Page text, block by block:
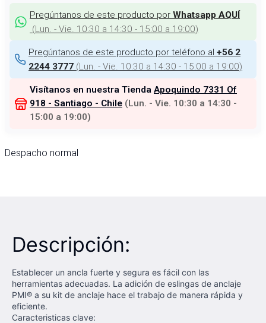
Pregúntanos de este producto por Whatsapp AQUÍ
(Lun. - Vie. 10:30 a 14:30 - 15:00 a 19:00)
Pregúntanos de este producto por teléfono al +56 2
2244 3777 (Lun. - Vie. 10:30 a 14:30 - 15:00 a 19:00)
Visítanos en nuestra Tienda Apoquindo 7331 Of
918 - Santiago - Chile (Lun. - Vie. 10:30 a 14:30 -
15:00 a 19:00)
Despacho normal
Descripción:
Establecer un ancla fuerte y segura es fácil con las
herramientas adecuadas. La adición de eslingas de anclaje
PMI® a su kit de anclaje hace el trabajo de manera rápida y
eficiente.
Caracteristicas clave: